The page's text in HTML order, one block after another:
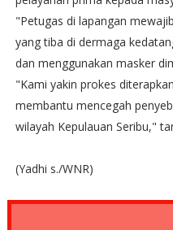
"Petugas di lapangan
yang tiba di dermaga
dan menggunakan masker
"Kami yakin prokes
membantu mencegah
wilayah Kepulauan Seribu,"
(Yadhi s./WNR)